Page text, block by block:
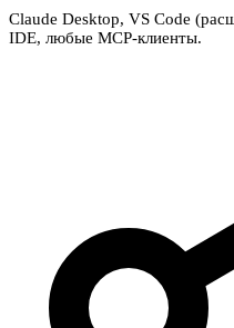
Claude Desktop, VS Code
IDE, любые MCP-клиенты.